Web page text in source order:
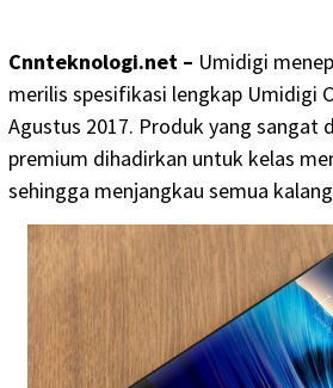
Cnnteknologi.net – Umidigi
merilis spesifikasi lengkap Umidigi
Agustus 2017. Produk yang sangat
premium dihadirkan untuk kelas
sehingga menjangkau semua